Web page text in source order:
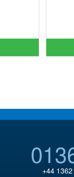
+44